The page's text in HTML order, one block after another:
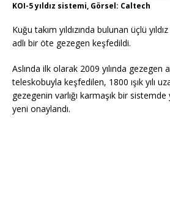
KOI-5 yıldız sistemi, Görsel: Caltech
Kuğu takım yıldızında bulunan üçlü
adlı bir öte gezegen keşfedildi.
Aslında ilk olarak 2009 yılında gezegen
teleskobuyla keşfedilen, 1800 ışık yılı
gezegenin varlığı karmaşık bir
yeni onaylandı.